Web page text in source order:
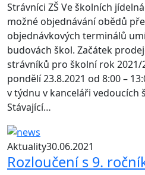
Strávníci ZŠ Ve školních
možné objednávání obědů
objednávkových terminálů
budovách škol. Začátek
strávníků pro školní rok
pondělí 23.8.2021 od 8:00 –
v týdnu v kanceláři vedoucích
Stávající…
Aktuality30.06.2021
Rozloučení s 9.